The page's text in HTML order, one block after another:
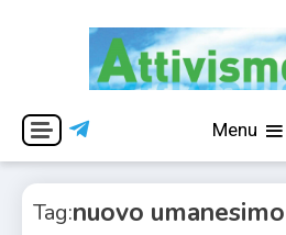
Attivismo.info
Menu
Tag:nuovo umanesimo